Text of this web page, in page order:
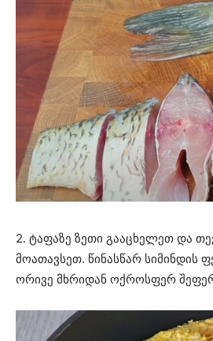
2. ტაფაზე ზეთი გააცხელეთ და
მოათავსეთ. წინასწარ სიმინდის
ორივე მხრიდან ოქროსფერ